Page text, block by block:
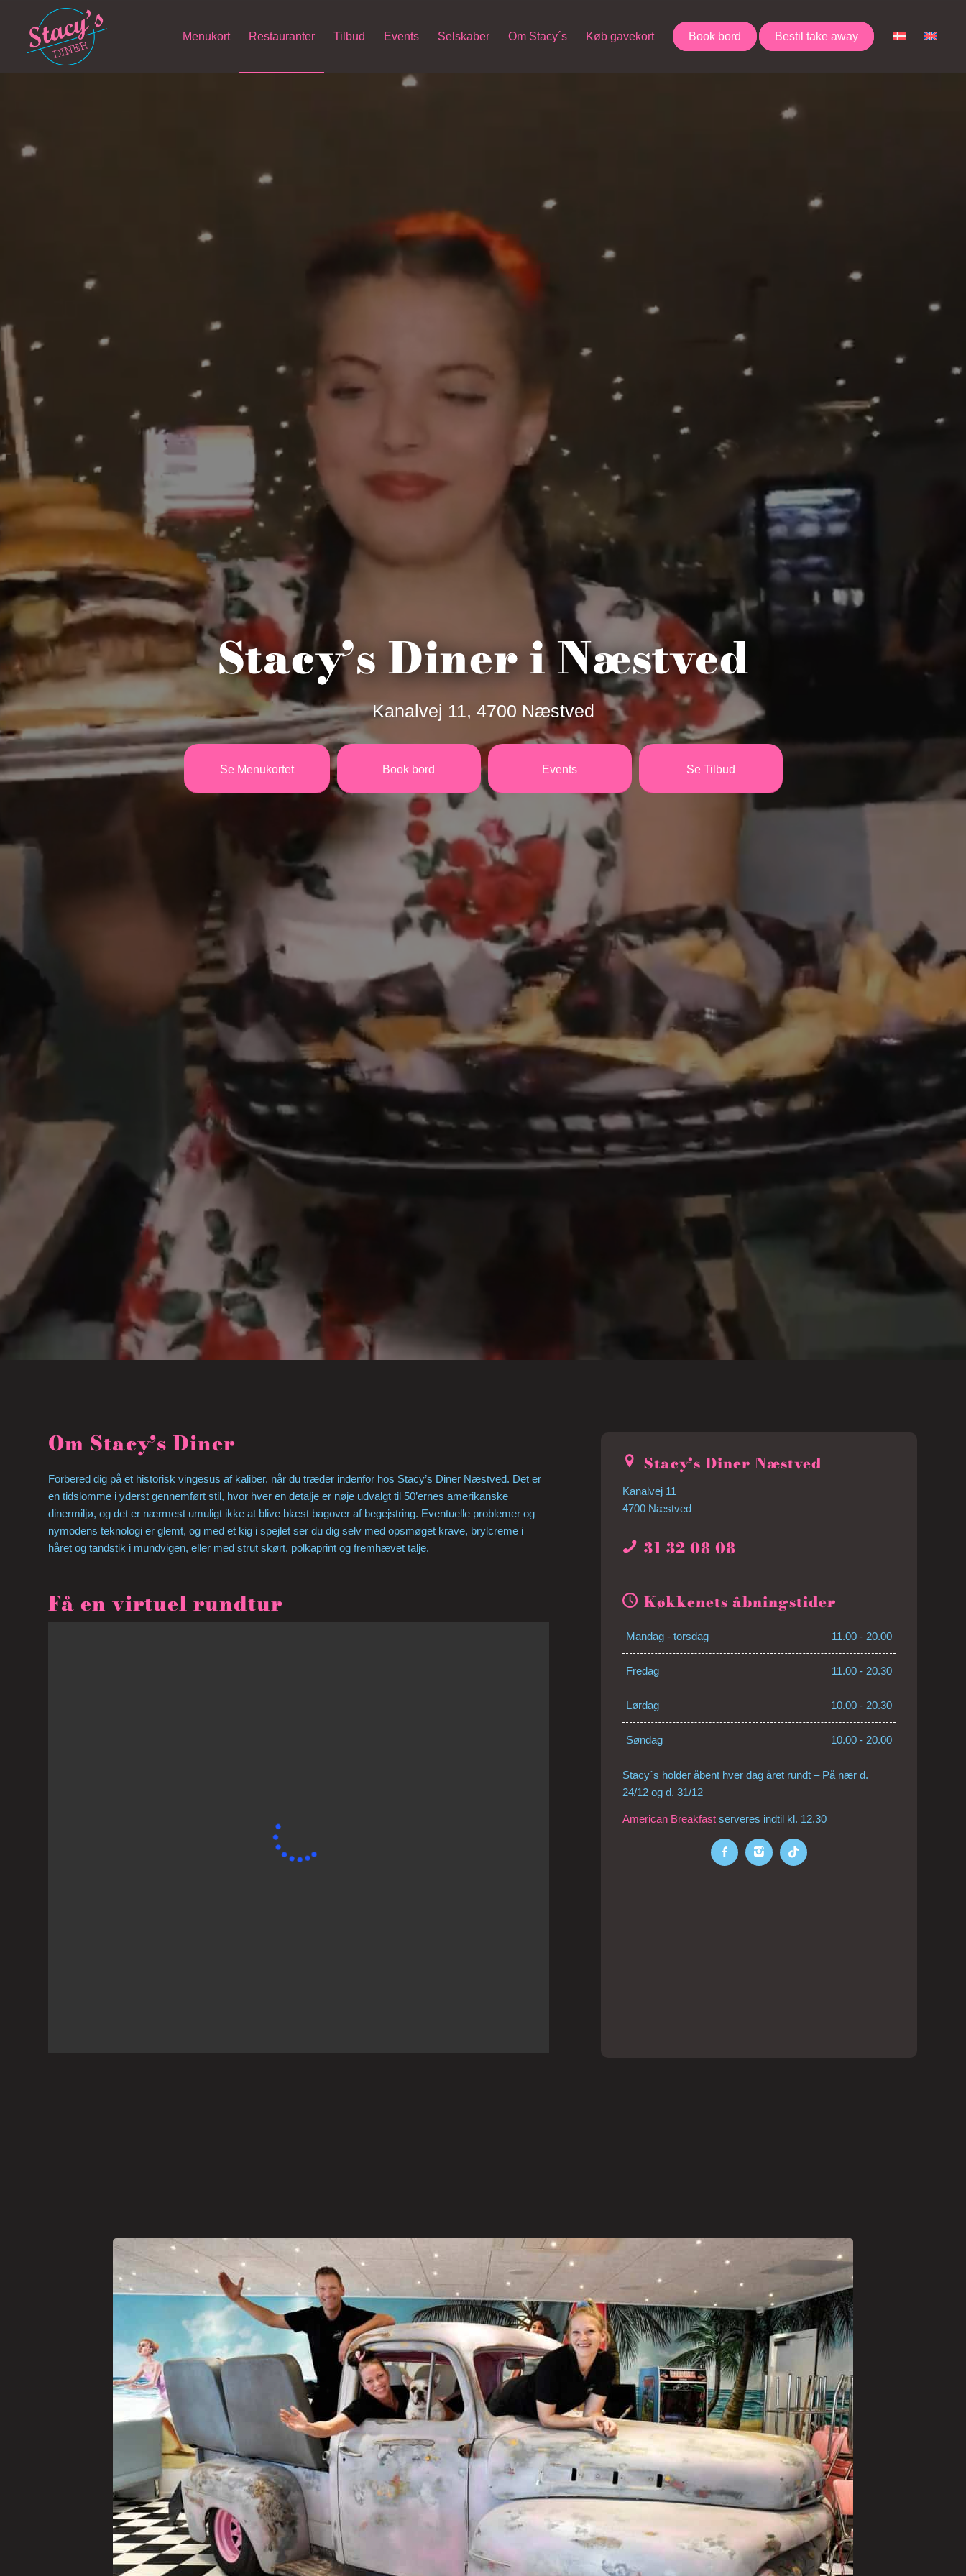
Menukort Restauranter Tilbud Events Selskaber Om Stacy´s Køb gavekort Book bord Bestil take away
Stacy’s Diner i Næstved
Kanalvej 11, 4700 Næstved
Se Menukortet Book bord Events Se Tilbud
Om Stacy’s Diner
Forbered dig på et historisk vingesus af kaliber, når du træder indenfor hos Stacy’s Diner Næstved. Det er
en tidslomme i yderst gennemført stil, hvor hver en detalje er nøje udvalgt til 50’ernes amerikanske
dinermiljø, og det er nærmest umuligt ikke at blive blæst bagover af begejstring. Eventuelle problemer og
nymodens teknologi er glemt, og med et kig i spejlet ser du dig selv med opsmøget krave, brylcreme i
håret og tandstik i mundvigen, eller med strut skørt, polkaprint og fremhævet talje.
Få en virtuel rundtur
Stacy’s Diner Næstved
Kanalvej 11
4700 Næstved
31 32 08 08
Køkkenets åbningstider
Mandag - torsdag 11.00 - 20.00
Fredag 11.00 - 20.30
Lørdag 10.00 - 20.30
Søndag 10.00 - 20.00
Stacy´s holder åbent hver dag året rundt – På nær d.
24/12 og d. 31/12
American Breakfast serveres indtil kl. 12.30